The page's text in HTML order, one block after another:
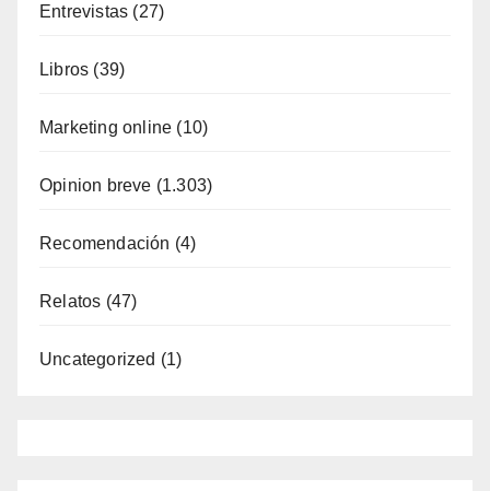
Entrevistas (27)
Libros (39)
Marketing online (10)
Opinion breve (1.303)
Recomendación (4)
Relatos (47)
Uncategorized (1)